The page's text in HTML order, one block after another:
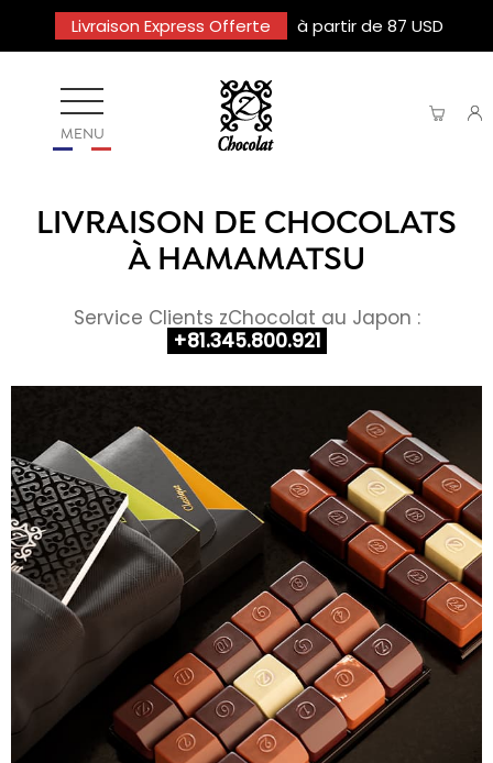
Livraison Express Offerte à partir de 87 USD
MENU
LIVRAISON DE CHOCOLATS
À HAMAMATSU
Service Clients zChocolat au Japon :
+81.345.800.921